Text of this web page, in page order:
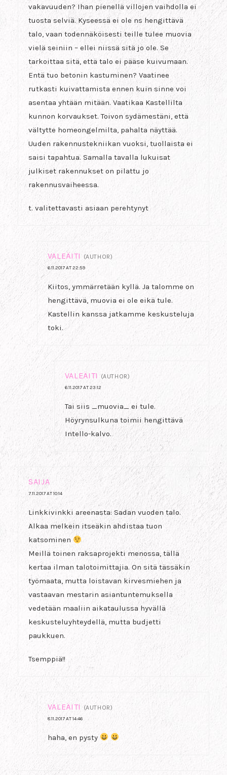
vakavuuden? Ihan pienellä villojen vaihdolla ei
tuosta selviä. Kyseessä ei ole ns hengittävä
talo, vaan todennäköisesti teille tulee muovia
vielä seiniin – ellei niissä sitä jo ole. Se
tarkoittaa sitä, että talo ei pääse kuivumaan.
Entä tuo betonin kastuminen? Vaatinee
rutkasti kuivattamista ennen kuin sinne voi
asentaa yhtään mitään. Vaatikaa Kastellilta
kunnon korvaukset. Toivon sydämestäni, että
vältytte homeongelmilta, pahalta näyttää.
Uuden rakennustekniikan vuoksi, tuollaista ei
saisi tapahtua. Samalla tavalla lukuisat
julkiset rakennukset on pilattu jo
rakennusvaiheessa.
t. valitettavasti asiaan perehtynyt
VALEÄITI (AUTHOR)
6.11.2017 AT 22:59
Kiitos, ymmärretään kyllä. Ja talomme on
hengittävä, muovia ei ole eikä tule.
Kastellin kanssa jatkamme keskusteluja
toki.
VALEÄITI (AUTHOR)
6.11.2017 AT 23:12
Tai siis _muovia_ ei tule.
Höyrynsulkuna toimii hengittävä
Intello-kalvo.
SAIJA
7.11.2017 AT 10:14
Linkkivinkki areenasta: Sadan vuoden talo.
Alkaa melkein itseäkin ahdistaa tuon
katsominen
Meillä toinen raksaprojekti menossa, tällä
kertaa ilman talotoimittajia. On sitä tässäkin
työmaata, mutta loistavan kirvesmiehen ja
vastaavan mestarin asiantuntemuksella
vedetään maaliin aikataulussa hyvällä
keskusteluyhteydellä, mutta budjetti
paukkuen.
Tsemppiä!!
VALEÄITI (AUTHOR)
8.11.2017 AT 14:46
haha, en pysty